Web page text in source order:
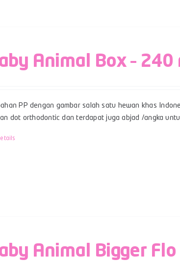
Animal Box – 240
PP dengan gambar salah satu hewan khas
dot orthodontic dan terdapat juga abjad /angka
Animal Bigger